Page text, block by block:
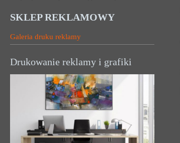
SKLEP REKLAMOWY
Galeria druku reklamy
Drukowanie reklamy i grafiki